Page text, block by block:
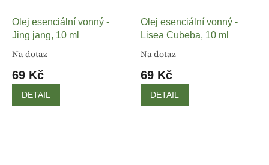
Olej esenciální vonný -
Jing jang, 10 ml
Na dotaz
69 Kč
DETAIL
Olej esenciální vonný -
Lisea Cubeba, 10 ml
Na dotaz
69 Kč
DETAIL